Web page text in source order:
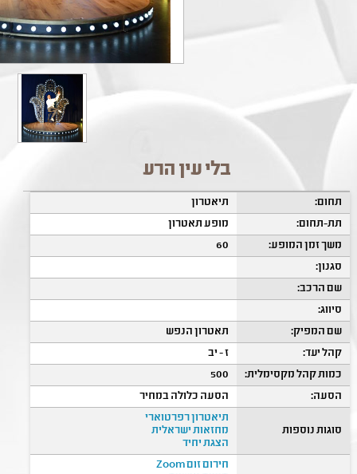
בלי עין הרע
תחום:
תיאטרון
תת-תחום:
מופע תאטרון
משך זמן המופע:
60
סגנון:
שם הרכב:
סיווג:
שם המפיק:
תאטרון הנפש
קהל יעד:
ז - יב
כמות קהל מקסימלית:
500
הסעה:
הסעה כלולה במחיר
סוגות נוספות
תיאטרון רפרטוארי
מחזאות ישראלית
הצגת יחיד
חירום זום Zoom